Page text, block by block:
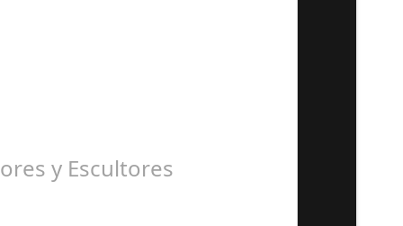
y Escultores